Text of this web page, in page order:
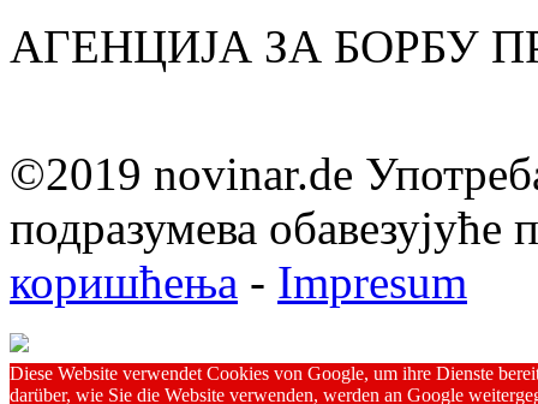
АГЕНЦИЈА ЗА БОРБУ
©2019 novinar.de
подразумева обавезујуће
коришћења - Impresum
Diese Website verwendet Cookies von Google, um ihre Dienste
darüber, wie Sie die Website verwenden, werden an Google